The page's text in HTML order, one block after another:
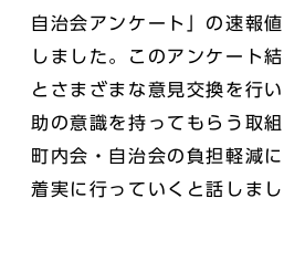
自治会アンケート」の速報
しました。このアンケート
とさまざまな意見交換を行
助の意識を持ってもらう取
町内会・自治会の負担軽減
着実に行っていくと話しまし